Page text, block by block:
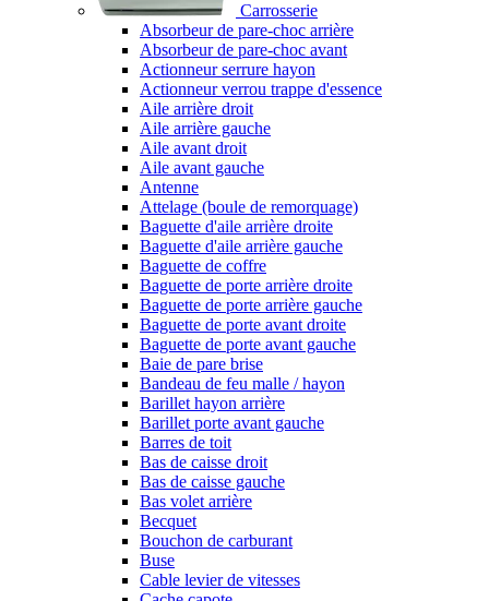
Carrosserie
Absorbeur de pare-choc arrière
Absorbeur de pare-choc avant
Actionneur serrure hayon
Actionneur verrou trappe d'essence
Aile arrière droit
Aile arrière gauche
Aile avant droit
Aile avant gauche
Antenne
Attelage (boule de remorquage)
Baguette d'aile arrière droite
Baguette d'aile arrière gauche
Baguette de coffre
Baguette de porte arrière droite
Baguette de porte arrière gauche
Baguette de porte avant droite
Baguette de porte avant gauche
Baie de pare brise
Bandeau de feu malle / hayon
Barillet hayon arrière
Barillet porte avant gauche
Barres de toit
Bas de caisse droit
Bas de caisse gauche
Bas volet arrière
Becquet
Bouchon de carburant
Buse
Cable levier de vitesses